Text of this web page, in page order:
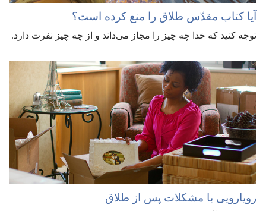
آیا کتاب مقدّس طلاق را منع کرده است؟‏
توجه کنید که خدا چه چیز را مجاز می‌داند و از چه چیز نفرت دارد.‏
رویارویی با مشکلات پس از طلاق